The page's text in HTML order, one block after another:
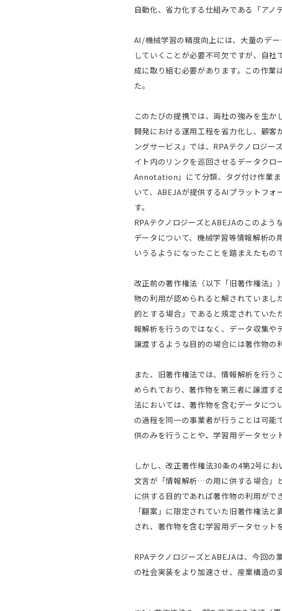
自動化、省力化する仕組みである「アノ
AI/機械学習の精度向上には、大量のデ
していくことが必要不可欠ですが、自
成に取り組む必要があります。この作
た。
このたびの提携では、両社の強みを生
開発における運用工程を省力化し、顧客
ングサービス」では、RPAテクノロジ
イト内のリンクを巡回させるデータク
Annotation」にて分類、タグ付け作業
いて、ABEJAが提供するAIプラットフ
す。
RPAテクノロジーズとABEJAのこのよ
データについて、機械学習等情報解析
いうるようになったことを踏まえたもの
改正前の著作権法（以下「旧著作権法
物の利用が認められると解されていま
的とする場合」であると規定されてい
報解析を行うのではなく、データ収集
譲渡するような目的の場合には著作物の
また、旧著作権法では、情報解析を行
められており、著作物を第三者に譲渡す
法においては、著作物を含むデータに
の過程を同一の事業者が行うことは可
供のみを行うことや、学習用データセッ
しかし、改正著作権法30条の4第2号に
文言が「情報解析…の用に供する場合」
に供する目的であれば著作物の利用が
「翻案」に限定されていた旧著作権法
され、著作物を含む学習用データセット
RPAテクノロジーズとABEJAは、今回
の社会実装をより加速させ、産業構造の